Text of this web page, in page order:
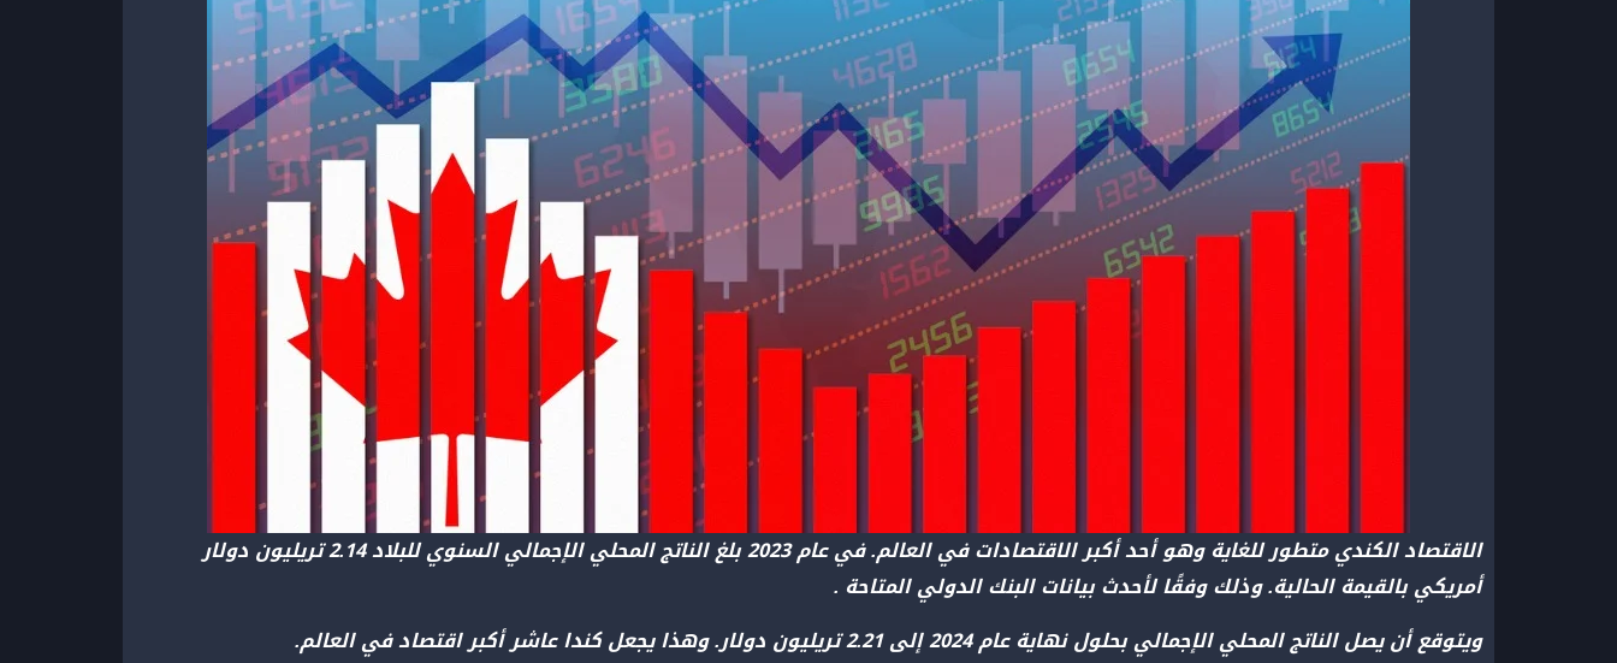
الاقتصاد الكندي متطور للغاية وهو أحد أكبر الاقتصادات في العالم. في عام 2023 بلغ الناتج المحلي الإجمالي السنوي للبلاد 2.14 تريليون دولار
أمريكي بالقيمة الحالية. وذلك وفقًا لأحدث بيانات البنك الدولي المتاحة .
ويتوقع أن يصل الناتج المحلي الإجمالي بحلول نهاية عام 2024 إلى 2.21 تريليون دولار. وهذا يجعل كندا عاشر أكبر اقتصاد في العالم.